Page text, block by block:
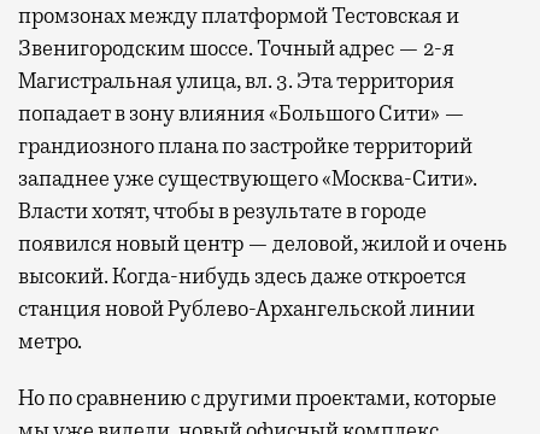
промзонах между платформой Тестовская и
Звенигородским шоссе. Точный адрес — 2-я
Магистральная улица, вл. 3. Эта территория
попадает в зону влияния «Большого Сити» —
грандиозного плана по застройке территорий
западнее уже существующего «Москва-Сити».
Власти хотят, чтобы в результате в городе
появился новый центр — деловой, жилой и очень
высокий. Когда-нибудь здесь даже откроется
станция новой Рублево-Архангельской линии
метро.
Но по сравнению с другими проектами, которые